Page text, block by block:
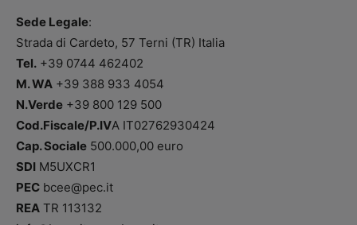
Sede Legale:
Strada di Cardeto, 57 Terni (TR) Italia
Tel. +39 0744 462402
M. WA +39 388 933 4054
N.Verde +39 800 129 500
Cod.Fiscale/P.IVA IT02762930424
Cap. Sociale 500.000,00 euro
SDI M5UXCR1
PEC bcee@pec.it
REA TR 113132